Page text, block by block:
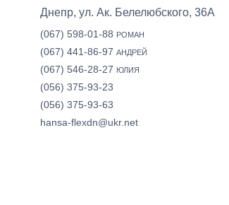
Днепр, ул. Ак. Белелюбского, 36А
(067) 598-01-88 РОМАН
(067) 441-86-97 АНДРЕЙ
(067) 546-28-27 ЮЛИЯ
(056) 375-93-23
(056) 375-93-63
hansa-flexdn@ukr.net